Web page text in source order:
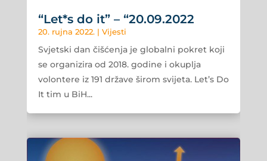
“Let*s do it” – “20.09.2022
20. rujna 2022.| Vijesti
Svjetski dan čišćenja je globalni pokret koji
se organizira od 2018. godine i okuplja
volontere iz 191 države širom svijeta. Let’s Do
It tim u BiH...